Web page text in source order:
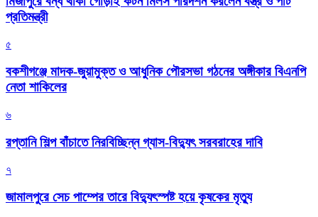
প্রতিমন্ত্রী
৫
বকশীগঞ্জে মাদক-জুয়ামুক্ত ও আধুনিক পৌরসভা গঠনের অঙ্গীকার বিএনপি
নেতা শাকিলের
৬
রপ্তানি শিল্প বাঁচাতে নিরবিচ্ছিন্ন গ্যাস-বিদ্যুৎ সরবরাহের দাবি
৭
জামালপুরে সেচ পাম্পের তারে বিদ্যুৎস্পষ্ট হয়ে কৃষকের মৃত্যু